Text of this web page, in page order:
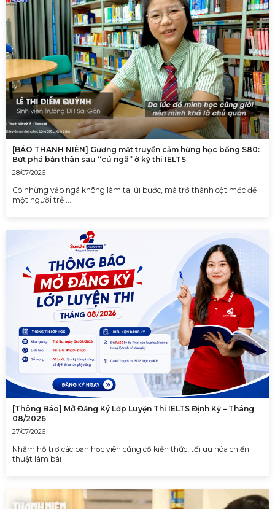
[BÁO THANH NIÊN] Gương mặt truyền cảm hứng học bổng S80:
Bứt phá bản thân sau “cú ngã” ở kỳ thi IELTS
28/07/2026
Có những vấp ngã không làm ta lùi bước, mà trở thành cột mốc để
một người trẻ …
[Thông Báo] Mở Đăng Ký Lớp Luyện Thi IELTS Định Kỳ – Tháng
08/2026
27/07/2026
Nhằm hỗ trợ các bạn học viên củng cố kiến thức, tối ưu hóa chiến
thuật làm bài …